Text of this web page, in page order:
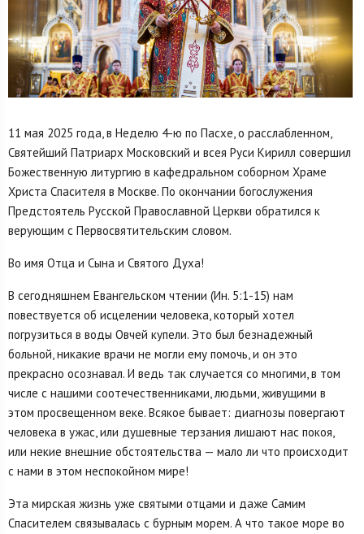
11 мая 2025 года, в Неделю 4-ю по Пасхе, о расслабленном,
Святейший Патриарх Московский и всея Руси Кирилл совершил
Божественную литургию в кафедральном соборном Храме
Христа Спасителя в Москве. По окончании богослужения
Предстоятель Русской Православной Церкви обратился к
верующим с Первосвятительским словом.
Во имя Отца и Сына и Святого Духа!
В сегодняшнем Евангельском чтении (Ин. 5:1-15) нам
повествуется об исцелении человека, который хотел
погрузиться в воды Овчей купели. Это был безнадежный
больной, никакие врачи не могли ему помочь, и он это
прекрасно осознавал. И ведь так случается со многими, в том
числе с нашими соотечественниками, людьми, живущими в
этом просвещенном веке. Всякое бывает: диагнозы повергают
человека в ужас, или душевные терзания лишают нас покоя,
или некие внешние обстоятельства — мало ли что происходит
с нами в этом неспокойном мире!
Эта мирская жизнь уже святыми отцами и даже Самим
Спасителем связывалась с бурным морем. А что такое море во